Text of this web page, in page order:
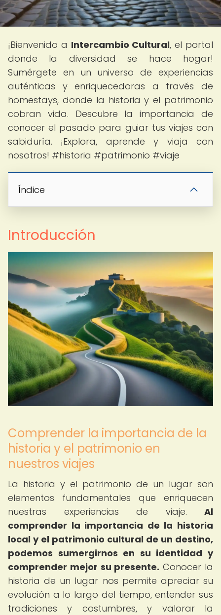
¡Bienvenido a Intercambio Cultural, el portal
donde la diversidad se hace hogar!
Sumérgete en un universo de experiencias
auténticas y enriquecedoras a través de
homestays, donde la historia y el patrimonio
cobran vida. Descubre la importancia de
conocer el pasado para guiar tus viajes con
sabiduría. ¡Explora, aprende y viaja con
nosotros! #historia #patrimonio #viaje
Índice
Introducción
Comprender la importancia de la
historia y el patrimonio en
nuestros viajes
La historia y el patrimonio de un lugar son
elementos fundamentales que enriquecen
nuestras experiencias de viaje. Al
comprender la importancia de la historia
local y el patrimonio cultural de un destino,
podemos sumergirnos en su identidad y
comprender mejor su presente. Conocer la
historia de un lugar nos permite apreciar su
evolución a lo largo del tiempo, entender sus
tradiciones y costumbres, y valorar la